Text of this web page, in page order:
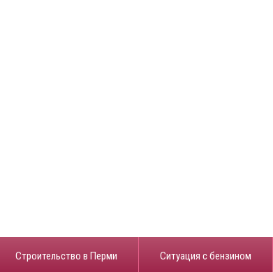
Строительство в Перми ​Ситуация с бензином